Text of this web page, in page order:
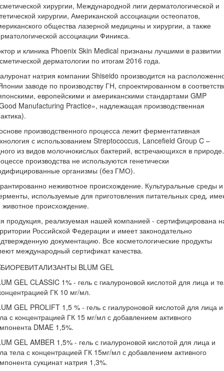
хирургии, Международной лиги дерматологической и
хирургии, Американской ассоциации остеопатов,
общества лазерной медицины и хирургии, а также
ассоциации Финикса.
и клиника Phoenix Skin Medical признаны лучшими в развитии
дерматологии по итогам 2016 года.
натрия компании Shiseido производится на
заводе по производству ГН, спроектированном в
европейскими и американскими стандартами GMP
Manufacturing Practice», надлежащая производственная
производственного процесса лежит ферментативная
с использованием Streptococcus, Lancefield Group C –
из видов молочнокислых бактерий, встречающихся в
производства не используются генетически
организмы (без ГМО).
неживотное происхождение. Культуральные среды и
используемые для приготовления питательных сред,
животное происхождение.
продукция, реализуемая нашей компанией - сертифицирована
Российской Федерации и имеет законодательно
документацию. Все косметологические продукты
международный сертификат качества.
GEL CLASSIC 1% - гель с гиалуроновой кислотой для лица и
ГК 10 мг/мл.
GEL PROLIFT 1,5 % - гель с гиалуроновой кислотой для лица и
с концентрацией ГК 15 мг/мл с добавлением активного
DMAE 1,5%.
GEL AMBER 1,5% - гель с гиалуроновой кислотой для лица и
тела с концентрацией ГК 15мг/мл с добавлением активного
сукцинат натрия 1,3%.